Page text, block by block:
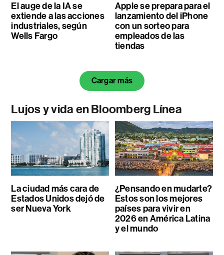
El auge de la IA se
extiende a las acciones
industriales, según
Wells Fargo
Apple se prepara para el
lanzamiento del iPhone
con un sorteo para
empleados de las
tiendas
Cargar más
Lujos y vida en Bloomberg Línea
La ciudad más cara de
Estados Unidos dejó de
ser Nueva York
¿Pensando en mudarte?
Estos son los mejores
países para vivir en
2026 en América Latina
y el mundo